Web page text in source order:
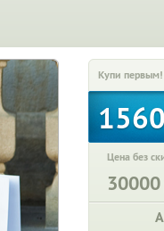
Купи первым!
Цена без
30000